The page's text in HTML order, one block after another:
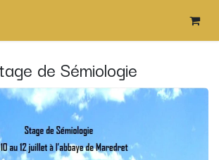
de Sémiologie